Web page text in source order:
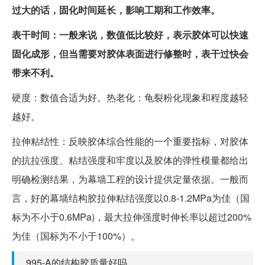
过大的话，固化时间延长，影响工期和工作效率。
表干时间：一般来说，数值低比较好，表示胶体可以快速
固化成形，但当需要对胶体表面进行修整时，表干过快会
带来不利。
硬度：数值合适为好。热老化：龟裂粉化现象和程度越轻
越好。
拉伸粘结性：反映胶体综合性能的一个重要指标，对胶体
的抗拉强度、粘结强度和牢度以及胶体的弹性模量都给出
明确检测结果，为幕墙工程的设计提供定量依据。一般而
言，好的幕墙结构胶拉伸粘结强度以0.8-1.2MPa为佳（国
标为不小于0.6MPa)，最大拉伸强度时伸长率以超过200%
为佳（国标为不小于100%）。
995-A的结构胶质量好吗